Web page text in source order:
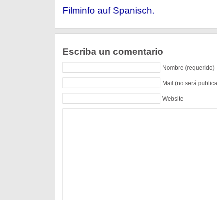
Filminfo auf Spanisch.
Escriba un comentario
Nombre (requerido)
Mail (no será
Website